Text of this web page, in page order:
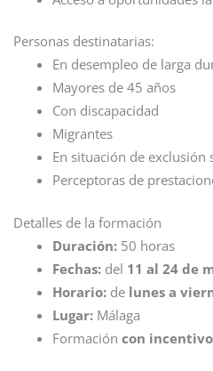
Personas destinatarias:
En desempleo de larga
Mayores de 45 años
Con discapacidad
Migrantes
En situación de exclusión
Perceptoras de
Detalles de la formación
Duración:50 horas
Fechas:del 11 al 24 de
Horario:de lunes a
Lugar:Málaga
Formación con